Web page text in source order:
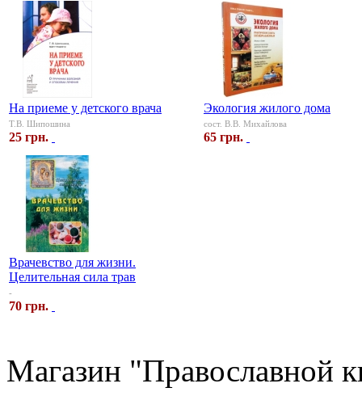
На приеме у детского врача
Т.В. Шипошина
25 грн.
Экология жилого дома
сост. В.В. Михайлова
65 грн.
Врачевство для жизни.
Целительная сила трав
-
70 грн.
Магазин "Православной